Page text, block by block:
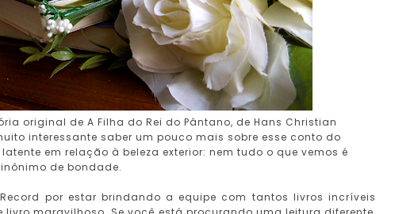
original de A Filha do Rei do Pântano, de Hans Christian
interessante saber um pouco mais sobre esse conto do
em relação à beleza exterior: nem tudo o que vemos é
de bondade.
por estar brindando a equipe com tantos livros incríveis